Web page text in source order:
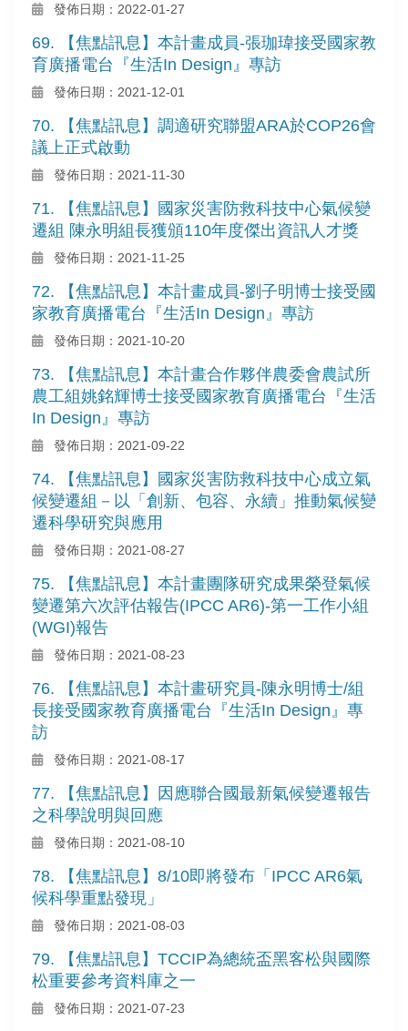
發佈日期：2022-01-27
69. 【焦點訊息】本計畫成員-張珈瑋接受國家教
育廣播電台『生活In Design』專訪
發佈日期：2021-12-01
70. 【焦點訊息】調適研究聯盟ARA於COP26會
議上正式啟動
發佈日期：2021-11-30
71. 【焦點訊息】國家災害防救科技中心氣候變
遷組 陳永明組長獲頒110年度傑出資訊人才獎
發佈日期：2021-11-25
72. 【焦點訊息】本計畫成員-劉子明博士接受國
家教育廣播電台『生活In Design』專訪
發佈日期：2021-10-20
73. 【焦點訊息】本計畫合作夥伴農委會農試所
農工組姚銘輝博士接受國家教育廣播電台『生活
In Design』專訪
發佈日期：2021-09-22
74. 【焦點訊息】國家災害防救科技中心成立氣
候變遷組－以「創新、包容、永續」推動氣候變
遷科學研究與應用
發佈日期：2021-08-27
75. 【焦點訊息】本計畫團隊研究成果榮登氣候
變遷第六次評估報告(IPCC AR6)-第一工作小組
(WGI)報告
發佈日期：2021-08-23
76. 【焦點訊息】本計畫研究員-陳永明博士/組
長接受國家教育廣播電台『生活In Design』專
訪
發佈日期：2021-08-17
77. 【焦點訊息】因應聯合國最新氣候變遷報告
之科學說明與回應
發佈日期：2021-08-10
78. 【焦點訊息】8/10即將發布「IPCC AR6氣
候科學重點發現」
發佈日期：2021-08-03
79. 【焦點訊息】TCCIP為總統盃黑客松與國際
松重要參考資料庫之一
發佈日期：2021-07-23